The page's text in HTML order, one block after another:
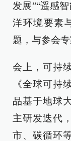
发展”“遥感
洋环境要素
题，与参会
会上，可持
《全球可持
品基于地球
主研发迭代
市、碳循环